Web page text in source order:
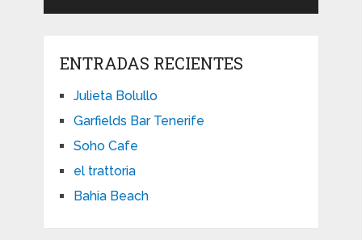
ENTRADAS RECIENTES
Julieta Bolullo
Garfields Bar Tenerife
Soho Cafe
el trattoria
Bahia Beach